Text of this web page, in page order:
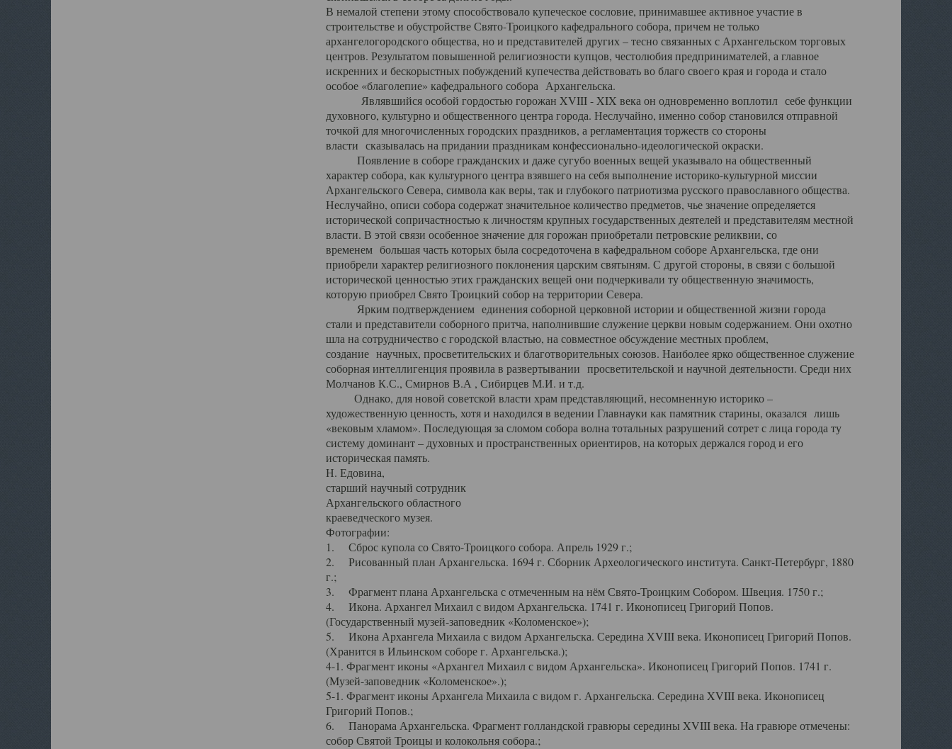
В немалой степени этому способствовало купеческое сословие, принимавшее активное участие в
строительстве и обустройстве Свято-Троицкого кафедрального собора, причем не только
архангелогородского общества, но и представителей других – тесно связанных с Архангельском торговых
центров. Результатом повышенной религиозности купцов, честолюбия предпринимателей, а главное
искренних и бескорыстных побуждений купечества действовать во благо своего края и города и стало
особое «благолепие» кафедрального собора Архангельска.
Являвшийся особой гордостью горожан XVIII - XIX века он одновременно воплотил себе функции
духовного, культурно и общественного центра города. Неслучайно, именно собор становился отправной
точкой для многочисленных городских праздников, а регламентация торжеств со стороны
власти сказывалась на придании праздникам конфессионально-идеологической окраски.
Появление в соборе гражданских и даже сугубо военных вещей указывало на общественный
характер собора, как культурного центра взявшего на себя выполнение историко-культурной миссии
Архангельского Севера, символа как веры, так и глубокого патриотизма русского православного общества.
Неслучайно, описи собора содержат значительное количество предметов, чье значение определяется
исторической сопричастностью к личностям крупных государственных деятелей и представителям местной
власти. В этой связи особенное значение для горожан приобретали петровские реликвии, со
временем большая часть которых была сосредоточена в кафедральном соборе Архангельска, где они
приобрели характер религиозного поклонения царским святыням. С другой стороны, в связи с большой
исторической ценностью этих гражданских вещей они подчеркивали ту общественную значимость,
которую приобрел Свято Троицкий собор на территории Севера.
Ярким подтверждением единения соборной церковной истории и общественной жизни города
стали и представители соборного притча, наполнившие служение церкви новым содержанием. Они охотно
шла на сотрудничество с городской властью, на совместное обсуждение местных проблем,
создание научных, просветительских и благотворительных союзов. Наиболее ярко общественное служение
соборная интеллигенция проявила в развертывании просветительской и научной деятельности. Среди них
Молчанов К.С., Смирнов В.А , Сибирцев М.И. и т.д.
Однако, для новой советской власти храм представляющий, несомненную историко –
художественную ценность, хотя и находился в ведении Главнауки как памятник старины, оказался лишь
«вековым хламом». Последующая за сломом собора волна тотальных разрушений сотрет с лица города ту
систему доминант – духовных и пространственных ориентиров, на которых держался город и его
историческая память.
Н. Едовина,
старший научный сотрудник
Архангельского областного
краеведческого музея.
Фотографии:
1. Сброс купола со Свято-Троицкого собора. Апрель 1929 г.;
2. Рисованный план Архангельска. 1694 г. Сборник Археологического института. Санкт-Петербург, 1880
г.;
3. Фрагмент плана Архангельска с отмеченным на нём Свято-Троицким Собором. Швеция. 1750 г.;
4. Икона. Архангел Михаил с видом Архангельска. 1741 г. Иконописец Григорий Попов.
(Государственный музей-заповедник «Коломенское»);
5. Икона Архангела Михаила с видом Архангельска. Середина XVIII века. Иконописец Григорий Попов.
(Хранится в Ильинском соборе г. Архангельска.);
4-1. Фрагмент иконы «Архангел Михаил с видом Архангельска». Иконописец Григорий Попов. 1741 г.
(Музей-заповедник «Коломенское».);
5-1. Фрагмент иконы Архангела Михаила с видом г. Архангельска. Середина XVIII века. Иконописец
Григорий Попов.;
6. Панорама Архангельска. Фрагмент голландской гравюры середины XVIII века. На гравюре отмечены:
собор Святой Троицы и колокольня собора.;